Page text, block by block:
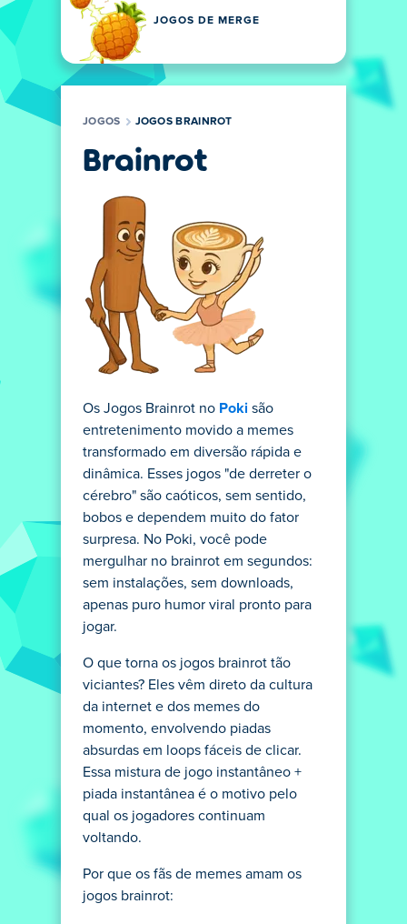
JOGOS DE MERGE
JOGOS JOGOS BRAINROT
Brainrot
Os Jogos Brainrot no Poki são
entretenimento movido a memes
transformado em diversão rápida e
dinâmica. Esses jogos "de derreter o
cérebro" são caóticos, sem sentido,
bobos e dependem muito do fator
surpresa. No Poki, você pode
mergulhar no brainrot em segundos:
sem instalações, sem downloads,
apenas puro humor viral pronto para
jogar.
O que torna os jogos brainrot tão
viciantes? Eles vêm direto da cultura
da internet e dos memes do
momento, envolvendo piadas
absurdas em loops fáceis de clicar.
Essa mistura de jogo instantâneo +
piada instantânea é o motivo pelo
qual os jogadores continuam
voltando.
Por que os fãs de memes amam os
jogos brainrot: